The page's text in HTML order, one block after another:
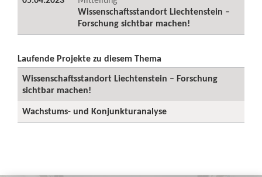
Wissenschaftsstandort Liechtenstein –
Forschung sichtbar machen!
Laufende Projekte zu diesem Thema
Wissenschaftsstandort Liechtenstein – Forschung
sichtbar machen!
Wachstums- und Konjunkturanalyse